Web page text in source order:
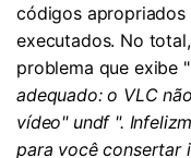
códigos apropriados
executados. No
problema que exibe "
adequado: o VLC
vídeo" undf ".
para você consertar